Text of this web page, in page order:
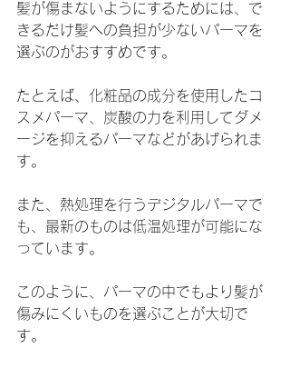
髪が傷まないようにするためには、で
きるだけ髪への負担が少ないパーマを
選ぶのがおすすめです。
たとえば、化粧品の成分を使用したコ
スメパーマ、炭酸の力を利用してダメ
ージを抑えるパーマなどがあげられま
す。
また、熱処理を行うデジタルパーマで
も、最新のものは低温処理が可能にな
っています。
このように、パーマの中でもより髪が
傷みにくいものを選ぶことが大切で
す。